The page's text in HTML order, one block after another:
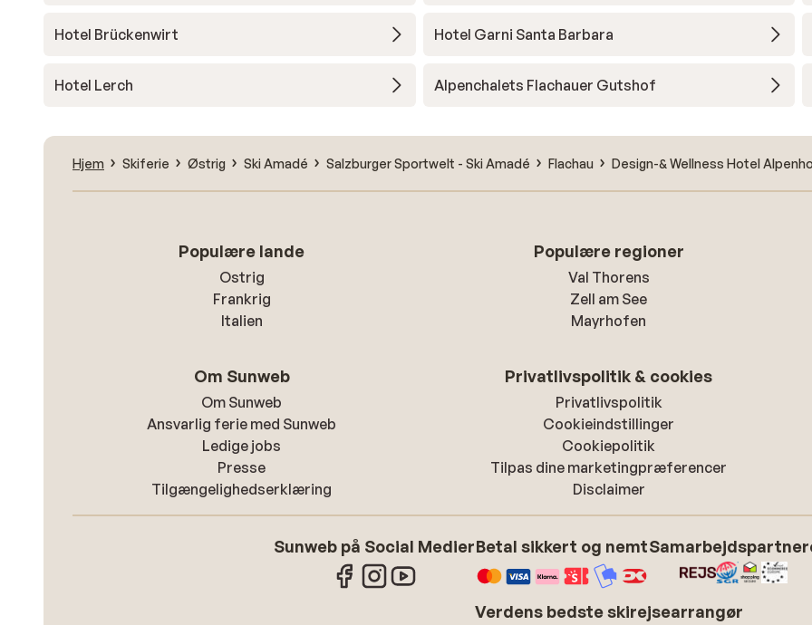
Hotel Brückenwirt Hotel Garni Santa Barbara
Hotel Lerch Alpenchalets Flachauer Gutshof
Hjem Skiferie Østrig Ski Amadé Salzburger Sportwelt - Ski Amadé Flachau Design-& Wellness Hotel
Populære lande
Ostrig
Frankrig
Italien
Populære regioner
Val Thorens
Zell am See
Mayrhofen
Om Sunweb
Om Sunweb
Ansvarlig ferie med Sunweb
Ledige jobs
Presse
Tilgængelighedserklæring
Privatlivspolitik & cookies
Privatlivspolitik
Cookieindstillinger
Cookiepolitik
Tilpas dine marketingpræferencer
Disclaimer
Sunweb på Social MedierBetal sikkert og nemt
Verdens bedste skirejsearrangør